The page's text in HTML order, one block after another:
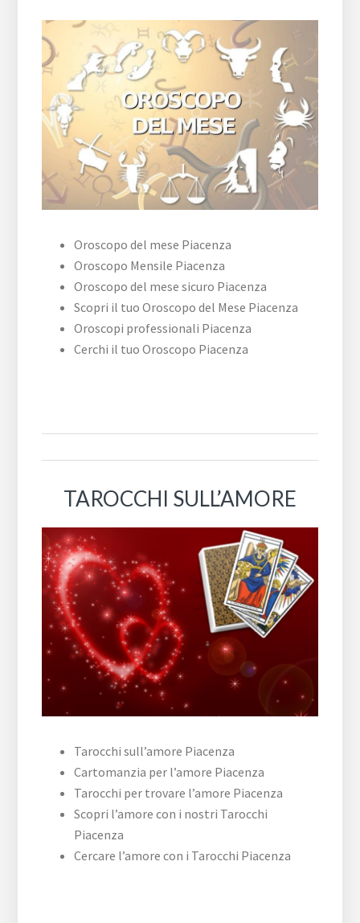
Oroscopo del mese Piacenza
Oroscopo Mensile Piacenza
Oroscopo del mese sicuro Piacenza
Scopri il tuo Oroscopo del Mese Piacenza
Oroscopi professionali Piacenza
Cerchi il tuo Oroscopo Piacenza
TAROCCHI SULL’AMORE
Tarocchi sull’amore Piacenza
Cartomanzia per l’amore Piacenza
Tarocchi per trovare l’amore Piacenza
Scopri l’amore con i nostri Tarocchi
Piacenza
Cercare l’amore con i Tarocchi Piacenza